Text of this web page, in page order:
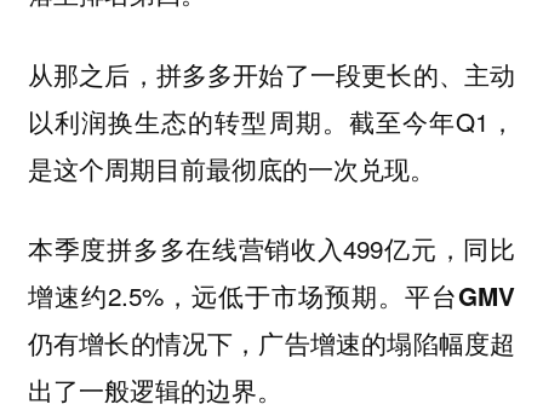
从那之后，拼多多开始了一段更长的、主动
以利润换生态的转型周期。截至今年Q1，
是这个周期目前最彻底的一次兑现。
本季度拼多多在线营销收入499亿元，同比
增速约2.5%，远低于市场预期。平台GMV
仍有增长的情况下，广告增速的塌陷幅度超
出了一般逻辑的边界。